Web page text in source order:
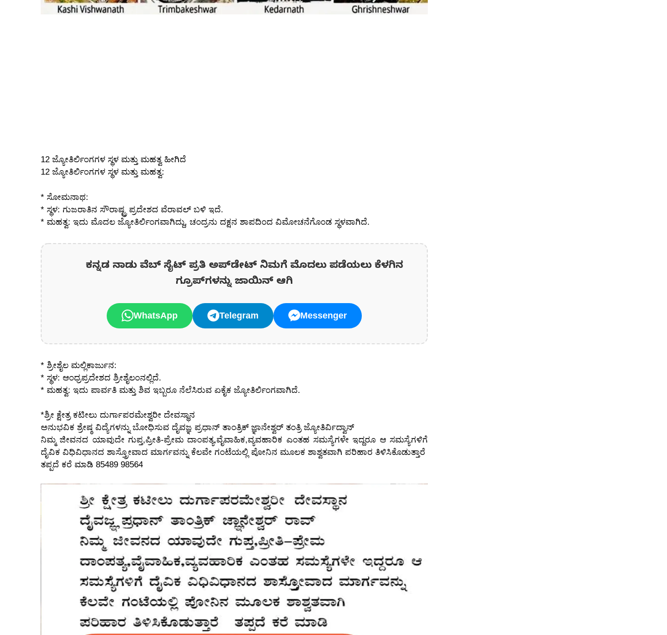
12 ಜ್ಯೋತಿರ್ಲಿಂಗಗಳ ಸ್ಥಳ ಮತ್ತು ಮಹತ್ವ ಹೀಗಿದೆ
12 ಜ್ಯೋತಿರ್ಲಿಂಗಗಳ ಸ್ಥಳ ಮತ್ತು ಮಹತ್ವ:
* ಸೋಮನಾಥ:
* ಸ್ಥಳ: ಗುಜರಾತಿನ ಸೌರಾಷ್ಟ್ರ ಪ್ರದೇಶದ ವೆರಾವಲ್ ಬಳಿ ಇದೆ.
* ಮಹತ್ವ: ಇದು ಮೊದಲ ಜ್ಯೋತಿರ್ಲಿಂಗವಾಗಿದ್ದು, ಚಂದ್ರನು ದಕ್ಷನ ಶಾಪದಿಂದ ವಿಮೋಚನೆಗೊಂಡ ಸ್ಥಳವಾಗಿದೆ.
ಕನ್ನಡ ನಾಡು ವೆಬ್ ಸೈಟ್ ಪ್ರತಿ ಅಪ್‌ಡೇಟ್‌ ನಿಮಗೆ ಮೊದಲು ಪಡೆಯಲು ಕೆಳಗಿನ
ಗ್ರೂಪ್‌ಗಳನ್ನು ಜಾಯಿನ್ ಆಗಿ
WhatsApp Telegram Messenger
* ಶ್ರೀಶೈಲ ಮಲ್ಲಿಕಾರ್ಜುನ:
* ಸ್ಥಳ: ಆಂಧ್ರಪ್ರದೇಶದ ಶ್ರೀಶೈಲಂನಲ್ಲಿದೆ.
* ಮಹತ್ವ: ಇದು ಪಾರ್ವತಿ ಮತ್ತು ಶಿವ ಇಬ್ಬರೂ ನೆಲೆಸಿರುವ ಏಕೈಕ ಜ್ಯೋತಿರ್ಲಿಂಗವಾಗಿದೆ.
*ಶ್ರೀ ಕ್ಷೇತ್ರ ಕಟೀಲು ದುರ್ಗಾಪರಮೇಶ್ವರೀ ದೇವಸ್ಥಾನ
ಅನುಭವಿಕ ಶ್ರೇಷ್ಠ ವಿದ್ಯೆಗಳನ್ನು ಬೋಧಿಸುವ ದೈವಜ್ಞ ಪ್ರಧಾನ್ ತಾಂತ್ರಿಕ್ ಜ್ಞಾನೇಶ್ವರ್ ತಂತ್ರಿ ಜ್ಯೋತಿರ್ವಿದ್ವಾನ್
ನಿಮ್ಮ ಜೀವನದ ಯಾವುದೇ ಗುಪ್ತ,ಪ್ರೀತಿ-ಪ್ರೇಮ ದಾಂಪತ್ಯ,ವೈವಾಹಿಕ,ವ್ಯವಹಾರಿಕ ಎಂತಹ ಸಮಸ್ಯೆಗಳೇ ಇದ್ದರೂ ಆ ಸಮಸ್ಯೆಗಳಿಗೆ
ದೈವಿಕ ವಿಧಿವಿಧಾನದ ಶಾಸ್ತ್ರೋವಾದ ಮಾರ್ಗವನ್ನು ಕೆಲವೇ ಗಂಟೆಯಲ್ಲಿ ಪೋನಿನ ಮೂಲಕ ಶಾಶ್ವತವಾಗಿ ಪರಿಹಾರ ತಿಳಿಸಿಕೊಡುತ್ತಾರೆ
ತಪ್ಪದೆ ಕರೆ ಮಾಡಿ 85489 98564